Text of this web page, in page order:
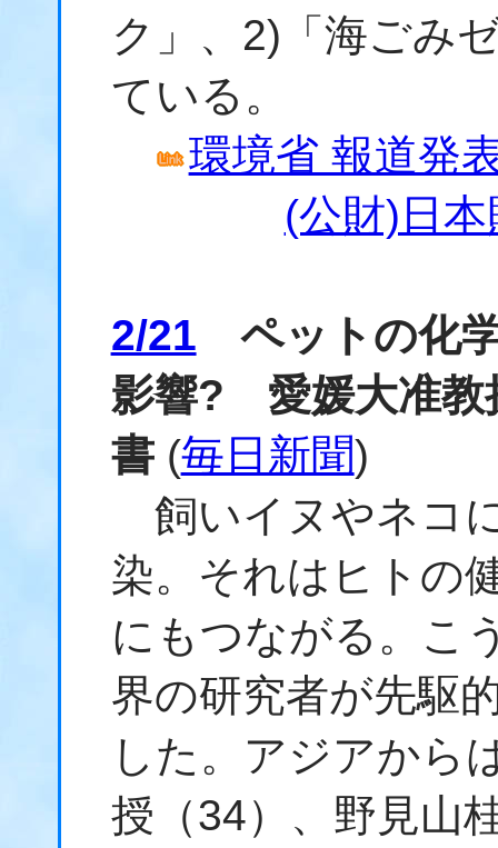
ク」、2)「海ごみ
ている。
環境省 報道発
(公財)日本
2/21 ペットの化
影響? 愛媛大准教
書(毎日新聞)
飼いイヌやネコ
染。それはヒトの
にもつながる。こ
界の研究者が先駆
した。アジアから
授（34）、野見山